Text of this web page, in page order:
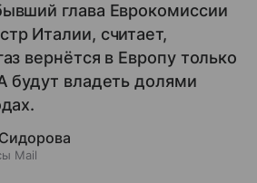
глава Еврокомиссии
Италии, считает,
вернётся в Европу только
будут владеть долями
Mail